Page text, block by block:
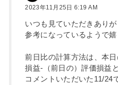
2023年11月25日 6:19 AM
いつも見ていただきあり
参考になっているようで嬉
前日比の計算方法は、本
損益-（前日の）評価損益
コメントいただいた11/24